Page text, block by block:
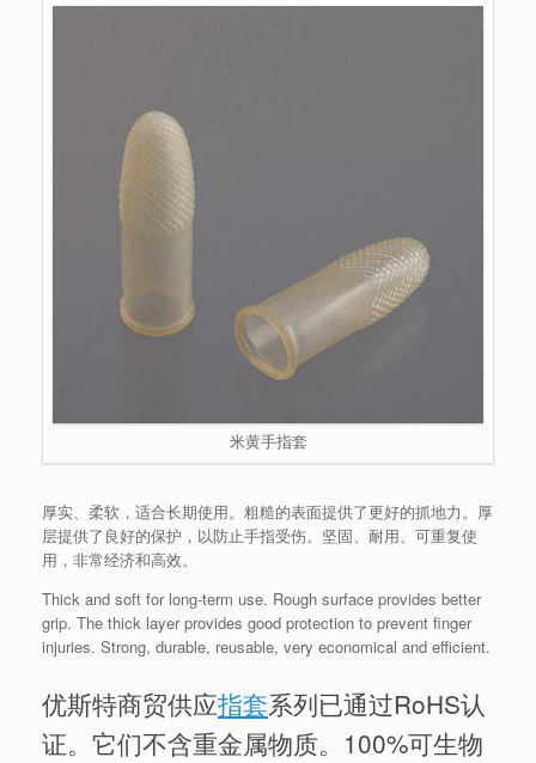
米黄手指套
厚实、柔软，适合长期使用。粗糙的表面提供了更好的抓地力。厚
层提供了良好的保护，以防止手指受伤。坚固、耐用、可重复使
用，非常经济和高效。
Thick and soft for long-term use. Rough surface provides better
grip. The thick layer provides good protection to prevent finger
injuries. Strong, durable, reusable, very economical and efficient.
优斯特商贸供应指套系列已通过RoHS认
证。它们不含重金属物质。100%可生物